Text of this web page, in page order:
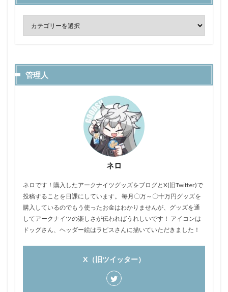
管理人
ネロ
ネロです！購入したアークナイツグッズをブログとX(旧Twitter)で
投稿することを日課にしています。 毎月〇万～〇十万円グッズを
購入しているのでもう使ったお金はわかりませんが、グッズを通
してアークナイツの楽しさが伝わればうれしいです！ アイコンは
ドッグさん、ヘッダー絵はラピスさんに描いていただきました！
X（旧ツイッター）